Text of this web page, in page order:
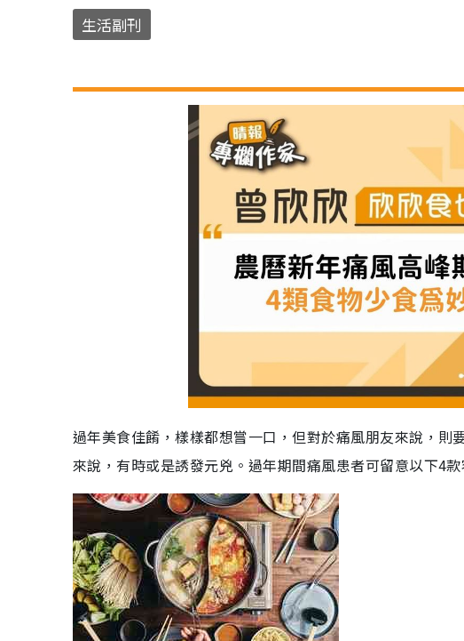
生活副刊
過年美食佳餚，樣樣都想嘗一口，但對於痛風朋友來說，
來說，有時或是誘發元兇。過年期間痛風患者可留意以下4